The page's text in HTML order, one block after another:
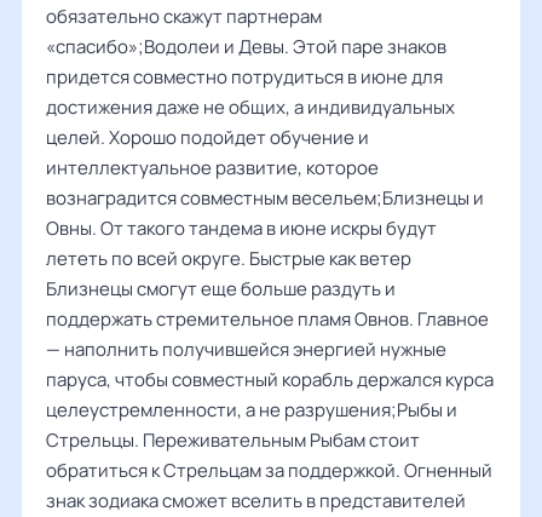
обязательно скажут партнерам
«спасибо»;Водолеи и Девы. Этой паре знаков
придется совместно потрудиться в июне для
достижения даже не общих, а индивидуальных
целей. Хорошо подойдет обучение и
интеллектуальное развитие, которое
вознаградится совместным весельем;Близнецы и
Овны. От такого тандема в июне искры будут
лететь по всей округе. Быстрые как ветер
Близнецы смогут еще больше раздуть и
поддержать стремительное пламя Овнов. Главное
— наполнить получившейся энергией нужные
паруса, чтобы совместный корабль держался курса
целеустремленности, а не разрушения;Рыбы и
Стрельцы. Переживательным Рыбам стоит
обратиться к Стрельцам за поддержкой. Огненный
знак зодиака сможет вселить в представителей